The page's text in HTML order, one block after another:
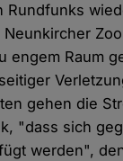
Rundfunks
engem Raum
gehen die
"dass sich
werden",